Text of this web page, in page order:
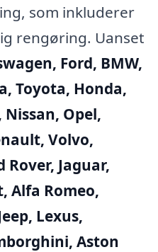
som inkluderer
rengøring. Uanset
Ford, BMW,
Toyota, Honda,
Opel,
Volvo,
Rover, Jaguar,
Alfa Romeo,
Lexus,
Aston